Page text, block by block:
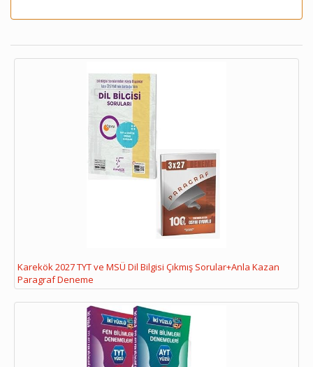
Karekök 2027 TYT ve MSÜ Dil Bilgisi Çıkmış Sorular+Anla Kazan
Paragraf Deneme